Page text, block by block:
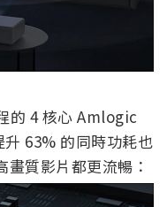
的 4 核心 Amlogic
63% 的同時功耗也
質影片都更流暢：